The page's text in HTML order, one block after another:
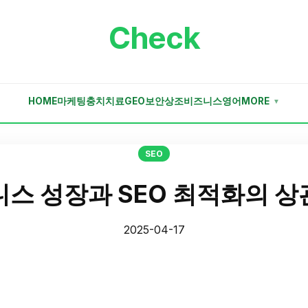
Check
HOME마케팅충치치료GEO보안상조비즈니스영어 MORE ▼
SEO
스 성장과 SEO 최적화의 상
2025-04-17